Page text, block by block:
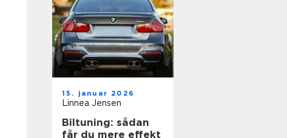
15. januar 2026
Linnea Jensen
Biltuning: sådan
får du mere effekt